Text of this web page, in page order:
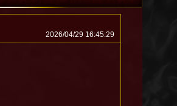
2026/04/29 16:45:29